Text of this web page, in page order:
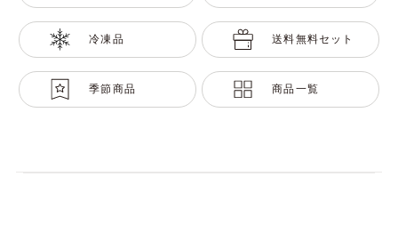
冷凍品 送料無料セット
季節商品 商品一覧